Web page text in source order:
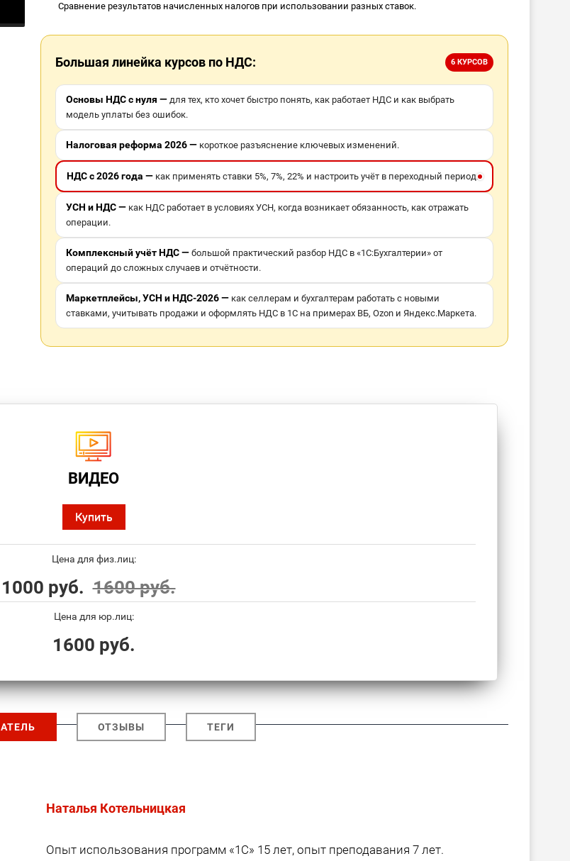
Сравнение результатов начисленных налогов при использовании разных ставок.
Большая линейка курсов по НДС: 6 КУРСОВ
Основы НДС с нуля — для тех, кто хочет быстро понять, как работает НДС и как выбрать
модель уплаты без ошибок.
Налоговая реформа 2026 — короткое разъяснение ключевых изменений.
НДС с 2026 года — как применять ставки 5%, 7%, 22% и настроить учёт в переходный период.
УСН и НДС — как НДС работает в условиях УСН, когда возникает обязанность, как отражать
операции.
Комплексный учёт НДС — большой практический разбор НДС в «1С:Бухгалтерии» от
операций до сложных случаев и отчётности.
Маркетплейсы, УСН и НДС-2026 — как селлерам и бухгалтерам работать с новыми
ставками, учитывать продажи и оформлять НДС в 1С на примерах ВБ, Ozon и Яндекс.Маркета.
ВИДЕО
Купить
Цена для физ.лиц:
1000 руб. 1600 руб.
Цена для юр.лиц:
1600 руб.
ОТЗЫВЫ ТЕГИ
Наталья Котельницкая
Опыт использования программ «1С» 15 лет, опыт преподавания 7 лет.